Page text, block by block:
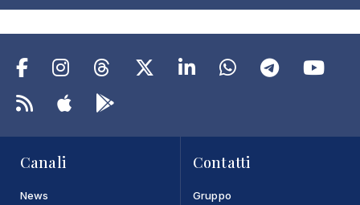
Canali
News
Contatti
Gruppo